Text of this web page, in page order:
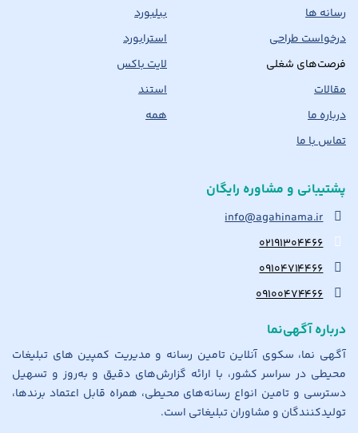
رسانه ها
درخواست طراحی
فرصت‌های شغلی
مقالات
درباره ما
تماس با ما
بیلبورد
استرابورد
لایت باکس
استند
همه
پشتیبانی و مشاوره رایگان
info@agahinama.ir
۰۲۱۹۱۳۰۴۴۶۶
۰۹۱۰۴۷۱۴۴۶۶
۰۹۱۰۰۴۷۴۴۶۶
درباره آگهی‌نما
آگهی نما، سکوی آنلاین تامین رسانه و مدیریت کمپین های تبلیغات
محیطی در سراسر کشور، با ارائه گزارش‌های دقیق و به‌روز و تسهیل
دسترسی و تامین انواع رسانه‌های محیطی، همراه قابل اعتماد برندها،
تولیدکنندگان و مشاوران تبلیغاتی است.